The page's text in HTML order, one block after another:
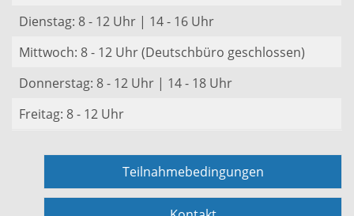
Dienstag: 8 - 12 Uhr | 14 - 16 Uhr
Mittwoch: 8 - 12 Uhr (Deutschbüro geschlossen)
Donnerstag: 8 - 12 Uhr | 14 - 18 Uhr
Freitag: 8 - 12 Uhr
Teilnahmebedingungen